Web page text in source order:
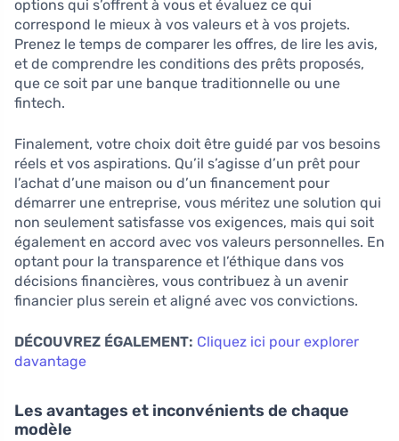
options qui s’offrent à vous et évaluez ce qui
correspond le mieux à vos valeurs et à vos projets.
Prenez le temps de comparer les offres, de lire les avis,
et de comprendre les conditions des prêts proposés,
que ce soit par une banque traditionnelle ou une
fintech.
Finalement, votre choix doit être guidé par vos besoins
réels et vos aspirations. Qu’il s’agisse d’un prêt pour
l’achat d’une maison ou d’un financement pour
démarrer une entreprise, vous méritez une solution qui
non seulement satisfasse vos exigences, mais qui soit
également en accord avec vos valeurs personnelles. En
optant pour la transparence et l’éthique dans vos
décisions financières, vous contribuez à un avenir
financier plus serein et aligné avec vos convictions.
DÉCOUVREZ ÉGALEMENT: Cliquez ici pour explorer
davantage
Les avantages et inconvénients de chaque
modèle